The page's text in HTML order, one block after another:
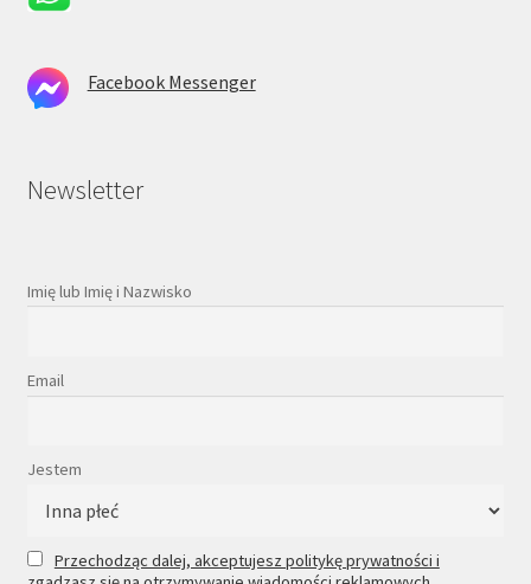
Facebook Messenger
Newsletter
Imię lub Imię i Nazwisko
Email
Jestem
Przechodząc dalej, akceptujesz politykę prywatności i